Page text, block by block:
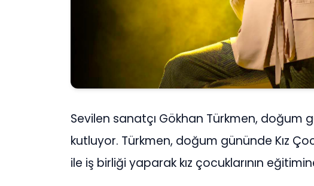
Sevilen sanatçı Gökhan Türkmen, doğum
kutluyor. Türkmen, doğum gününde Kız
ile iş birliği yaparak kız çocuklarının